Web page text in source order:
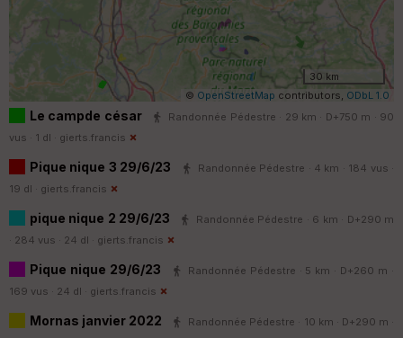
30 km
© OpenStreetMap contributors, ODbL 1.0
Le campde césar
Randonnée Pédestre · 29 km · D+750 m · 90
vus · 1 dl · gierts.francis
Pique nique 3 29/6/23
Randonnée Pédestre · 4 km · 184 vus ·
19 dl · gierts.francis
pique nique 2 29/6/23
Randonnée Pédestre · 6 km · D+290 m
· 284 vus · 24 dl · gierts.francis
Pique nique 29/6/23
Randonnée Pédestre · 5 km · D+260 m ·
169 vus · 24 dl · gierts.francis
Mornas janvier 2022
Randonnée Pédestre · 10 km · D+290 m ·